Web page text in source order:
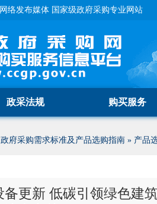
络发布媒体 国家级政府采购专业网站
政采法规 购买服务
政府采购需求标准及产品选购指南 » 产品
备更新 低碳引领绿色